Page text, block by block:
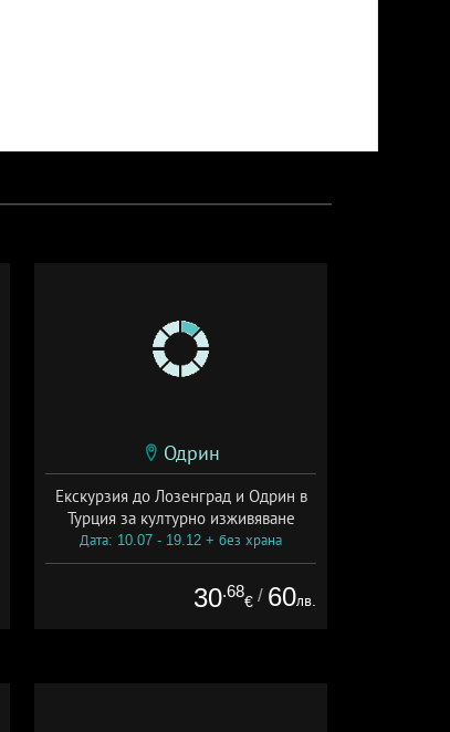
Одрин
Екскурзия до Лозенград и Одрин в
Турция за културно изживяване
Дата: 10.07 - 19.12 + без храна
30.68
€ / 60лв.